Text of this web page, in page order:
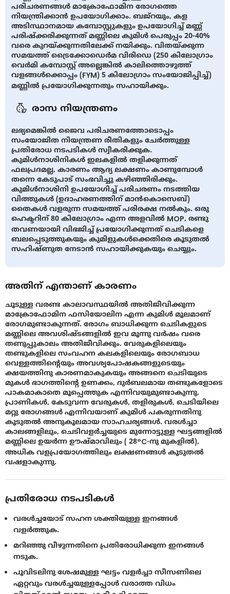
പരിചരണങ്ങൾ മാക്രോഫോമിന രോഗത്തെ
നിയന്ത്രിക്കാന്‍ ഉപയോഗിക്കാം. ബജ്റയും, കള
അടിസ്ഥാനമായ കമ്പോസ്റ്റുകളും ഉപയോഗിച്ച് മണ്ണ്
പരിഷ്ക്കരിക്കുന്നത് മണ്ണിലെ കുമിള്‍ പെരുപ്പം 20-40%
വരെ കുറയ്ക്കുന്നതിലേക്ക് നയിക്കും. വിതയ്ക്കുന്ന
സമയത്ത് ട്രൈക്കോഡെർമ വിരിഡെ (250 കിലോഗ്രാം
വെർമി കമ്പോസ്റ്റ് അല്ലെങ്കിൽ കാലിത്തൊഴുത്ത്
വളങ്ങള്‍ക്കൊപ്പം (FYM) 5 കിലോഗ്രാം സംയോജിപ്പിച്ച്)
മണ്ണിൽ പ്രയോഗിക്കുന്നതും സഹായിക്കും.
രാസ നിയന്ത്രണം
ലഭ്യമെങ്കിൽ ജൈവ പരിചരണത്തോടൊപ്പം
സംയോജിത നിയന്ത്രണ രീതികളും ചേർത്തുള്ള
പ്രതിരോധ നടപടികൾ സ്വീകരിക്കുക.
കുമിള്‍നാശിനികള്‍ ഇലകളില്‍ തളിക്കുന്നത്
ഫലപ്രദമല്ല, കാരണം ആദ്യ ലക്ഷണം കാണുമ്പോള്‍
തന്നെ കേടുപാട് സംഭവിച്ചു കഴിഞ്ഞിരിക്കും.
കുമിള്‍നാശിനി ഉപയോഗിച്ച് പരിചരണം നടത്തിയ
വിത്തുകള്‍ (ഉദാഹരണത്തിന് മാന്‍കൊസെബ്)
തൈകള്‍ വളരുന്ന സമയത്ത് പരിരക്ഷ നല്‍കും. ഒരു
ഹെക്ടറിന് 80 കിലോഗ്രാം എന്ന അളവിൽ MOP, രണ്ടു
തവണയായി വിഭജിച്ച് പ്രയോഗിക്കുന്നത് ചെടികളെ
ബലപ്പെടുത്തുകയും കുമിളുകള്‍ക്കെതിരെ കൂടുതൽ
സഹിഷ്ണുത നേടാന്‍ സഹായിക്കുകയും ചെയ്യും.
അതിന് എന്താണ് കാരണം
ചൂടുള്ള വരണ്ട കാലാവസ്ഥയില്‍ അതിജീവിക്കുന്ന
മാക്രോഫോമിന ഫസിയോലിന എന്ന കുമിള്‍ മൂലമാണ്
രോഗമുണ്ടാകുന്നത്. രോഗം ബാധിക്കുന്ന ചെടികളുടെ
മണ്ണിലെ അവശിഷ്ടങ്ങളില്‍ ഇവ മൂന്നു വര്‍ഷം വരെ
തണുപ്പുകാലം അതിജീവിക്കും. വേരുകളിലെയും
തണ്ടുകളിലെ സംവഹന കലകളിലെയും രോഗബാധ
വെള്ളത്തിന്റെയും അവശ്യപോഷകങ്ങളുടെയും
ക്ഷയത്തിനു കാരണമാകുകയും അങ്ങനെ ചെടിയുടെ
മുകള്‍ ഭാഗത്തിന്റെ ഉണക്കം, ദുര്‍ബലമായ തണ്ടുകളോടെ
പാകമാകാതെ മൂപ്പെത്തുക എന്നിവയുമുണ്ടാകുന്നു.
പ്രാണികള്‍, കേടുവന്ന വേരുകള്‍, തളിരുകള്‍, ചെടിയിലെ
മറ്റു രോഗങ്ങള്‍ എന്നിവയാണ് കുമിള്‍ പകരുന്നതിനു
കൂടുതല്‍ അനുകൂലമായ സാഹചര്യങ്ങൾ. വരള്‍ച്ചാ
കാലങ്ങളിലും, ചെടിവളര്‍ച്ചയുടെ മുന്നോട്ടുള്ള ഘട്ടങ്ങളില്‍
മണ്ണിലെ ഉയര്‍ന്ന ഊഷ്മാവിലും ( 28°C-നു മുകളില്‍),
അധിക വളപ്രയോഗത്തിലും ലക്ഷണങ്ങള്‍ കൂടുതല്‍
വഷളാകുന്നു.
പ്രതിരോധ നടപടികൾ
വരള്‍ച്ചയോട് സഹന ശക്തിയുള്ള ഇനങ്ങള്‍
വളര്‍ത്തുക.
മറിഞ്ഞു വീഴുന്നതിനെ പ്രതിരോധിക്കുന്ന ഇനങ്ങള്‍
നടുക.
പൂവിടലിനു ശേഷമുള്ള ഘട്ടം വളര്‍ച്ചാ സീസണിലെ
ഏറ്റവും വരള്‍ച്ചയുള്ളപ്പോള്‍ വരാത്ത വിധം